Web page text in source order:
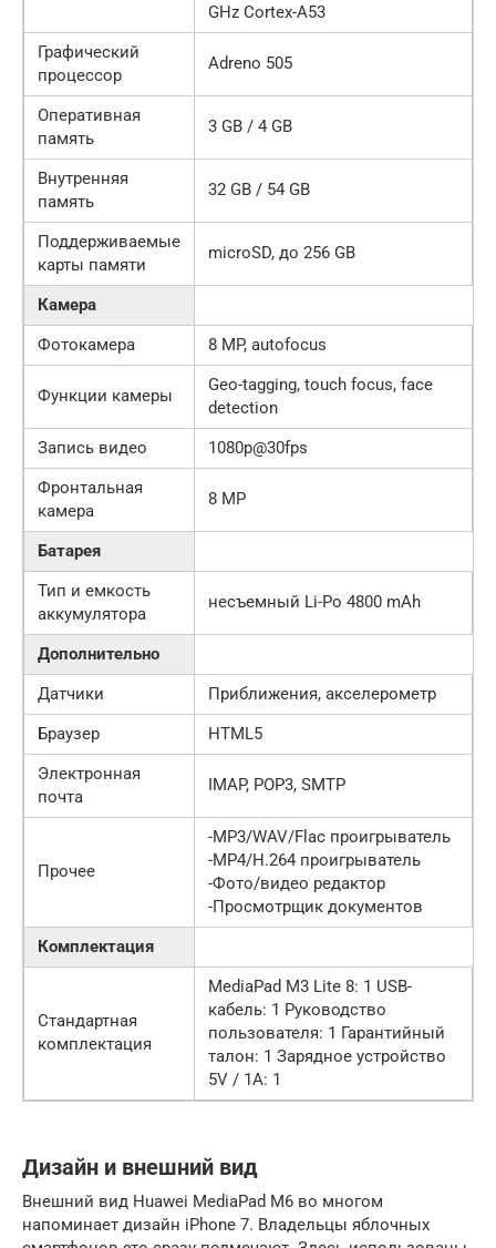
GHz Cortex-A53
Графический
процессор
Adreno 505
Оперативная
память
3 GB / 4 GB
Внутренняя
память
32 GB / 54 GB
Поддерживаемые
карты памяти
microSD, до 256 GB
Камера
Фотокамера
8 MP, autofocus
Функции камеры
Geo-tagging, touch focus, face
detection
Запись видео
1080p@30fps
Фронтальная
камера
8 MP
Батарея
Тип и емкость
аккумулятора
несъемный Li-Po 4800 mAh
Дополнительно
Датчики
Приближения, акселерометр
Браузер
HTML5
Электронная
почта
IMAP, POP3, SMTP
Прочее
-MP3/WAV/Flac проигрыватель
-MP4/H.264 проигрыватель
-Фото/видео редактор
-Просмотрщик документов
Комплектация
Стандартная
комплектация
MediaPad M3 Lite 8: 1 USB-
кабель: 1 Руководство
пользователя: 1 Гарантийный
талон: 1 Зарядное устройство
5V / 1A: 1
Дизайн и внешний вид
Внешний вид Huawei MediaPad M6 во многом
напоминает дизайн iPhone 7. Владельцы яблочных